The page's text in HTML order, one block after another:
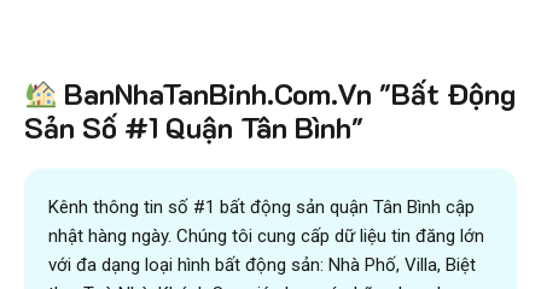
Tiết kiệmhơn 90% thời gian , mua bán được nhanh hơn
và kiếm được nhiều tiền hơn với sự trợ giúp đắc lực của
đội ngũ chuyên gia VICTORY REAL
Trên 10.500 Khách Hàng Đã Tìm Mua
Nhanh
BanNhaTanBinh.Com.Vn "Bất Động
Sản Số #1 Quận Tân Bình"
Kênh thông tin số #1 bất động sản quận Tân Bình cập
nhật hàng ngày. Chúng tôi cung cấp dữ liệu tin đăng lớn
với đa dạng loại hình bất động sản: Nhà Phố, Villa, Biệt